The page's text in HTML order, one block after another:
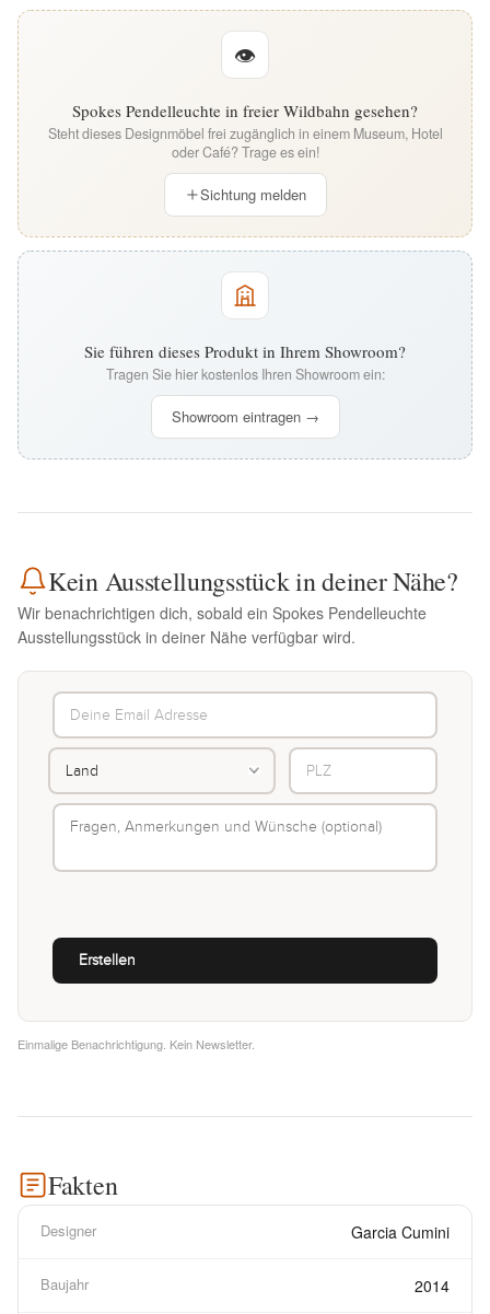
👁
Spokes Pendelleuchte in freier Wildbahn gesehen?
Steht dieses Designmöbel frei zugänglich in einem Museum, Hotel
oder Café? Trage es ein!
Sichtung melden
Sie führen dieses Produkt in Ihrem Showroom?
Tragen Sie hier kostenlos Ihren Showroom ein:
Showroom eintragen →
Kein Ausstellungsstück in deiner Nähe?
Wir benachrichtigen dich, sobald ein Spokes Pendelleuchte
Ausstellungsstück in deiner Nähe verfügbar wird.
Einmalige Benachrichtigung. Kein Newsletter.
Fakten
Designer Garcia Cumini
Baujahr 2014